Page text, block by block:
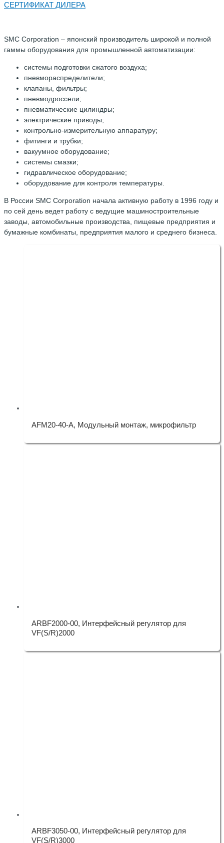
СЕРТИФИКАТ ДИЛЕРА
SMC Corporation – японский производитель широкой и полной
гаммы оборудования для промышленной автоматизации:
системы подготовки сжатого воздуха;
пневмораспределители;
клапаны, фильтры;
пневмодроссели;
пневматические цилиндры;
электрические приводы;
контрольно-измерительную аппаратуру;
фитинги и трубки;
вакуумное оборудование;
системы смазки;
гидравлическое оборудование;
оборудование для контроля температуры.
В России SMC Corporation начала активную работу в 1996 году и
по сей день ведет работу с ведущие машиностроительные
заводы, автомобильные производства, пищевые предприятия и
бумажные комбинаты, предприятия малого и среднего бизнеса.
AFM20-40-A, Модульный монтаж, микрофильтр
ARBF2000-00, Интерфейсный регулятор для
VF(S/R)2000
ARBF3050-00, Интерфейсный регулятор для
VF(S/R)3000